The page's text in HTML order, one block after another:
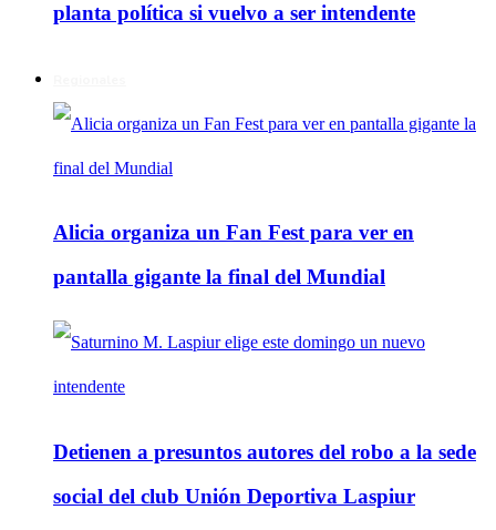
planta política si vuelvo a ser intendente
Alicia organiza un Fan Fest para ver en
pantalla gigante la final del Mundial
Detienen a presuntos autores del robo a la sede
social del club Unión Deportiva Laspiur